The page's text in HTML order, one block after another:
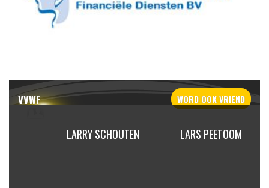
VVWF WORD OOKVRIEND
LARRY SCHOUTEN LARS PEETOOM